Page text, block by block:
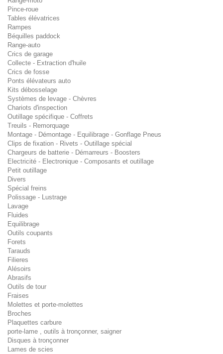
Pince-roue
Tables élévatrices
Rampes
Béquilles paddock
Range-auto
Crics de garage
Collecte - Extraction d'huile
Crics de fosse
Ponts élévateurs auto
Kits débosselage
Systèmes de levage - Chèvres
Chariots d'inspection
Outillage spécifique - Coffrets
Treuils - Remorquage
Montage - Démontage - Equilibrage - Gonflage Pneus
Clips de fixation - Rivets - Outillage spécial
Chargeurs de batterie - Démarreurs - Boosters
Electricité - Electronique - Composants et outillage
Petit outillage
Divers
Spécial freins
Polissage - Lustrage
Lavage
Fluides
Equilibrage
Outils coupants
Forets
Tarauds
Filieres
Alésoirs
Abrasifs
Outils de tour
Fraises
Molettes et porte-molettes
Broches
Plaquettes carbure
porte-lame , outils à tronçonner, saigner
Disques à tronçonner
Lames de scies